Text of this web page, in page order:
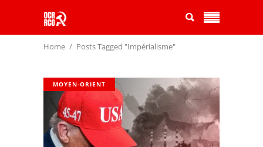
Home Posts Tagged "Impérialisme"
MOYEN-ORIENT